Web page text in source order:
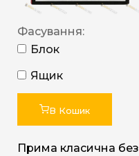
Фасування:
Блок
Ящик
В Кошик
Прима класична без